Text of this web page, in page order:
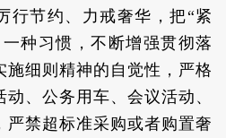
行节约、力戒奢华，把“紧
种习惯，不断增强贯彻落
施细则精神的自觉性，严格
、公务用车、会议活动、
严禁超标准采购或者购置奢